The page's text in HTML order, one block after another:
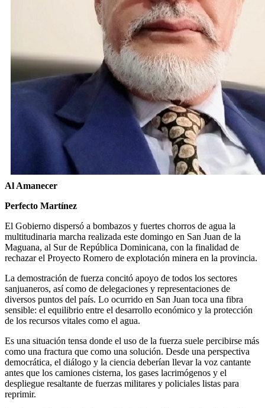
Al Amanecer
Perfecto Martínez
El Gobierno dispersó a bombazos y fuertes chorros de agua la
multitudinaria marcha realizada este domingo en San Juan de la
Maguana, al Sur de República Dominicana, con la finalidad de
rechazar el Proyecto Romero de explotación minera en la provincia.
La demostración de fuerza concitó apoyo de todos los sectores
sanjuaneros, así como de delegaciones y representaciones de
diversos puntos del país. Lo ocurrido en San Juan toca una fibra
sensible: el equilibrio entre el desarrollo económico y la protección
de los recursos vitales como el agua.
Es una situación tensa donde el uso de la fuerza suele percibirse más
como una fractura que como una solución. Desde una perspectiva
democrática, el diálogo y la ciencia deberían llevar la voz cantante
antes que los camiones cisterna, los gases lacrimógenos y el
despliegue resaltante de fuerzas militares y policiales listas para
reprimir.